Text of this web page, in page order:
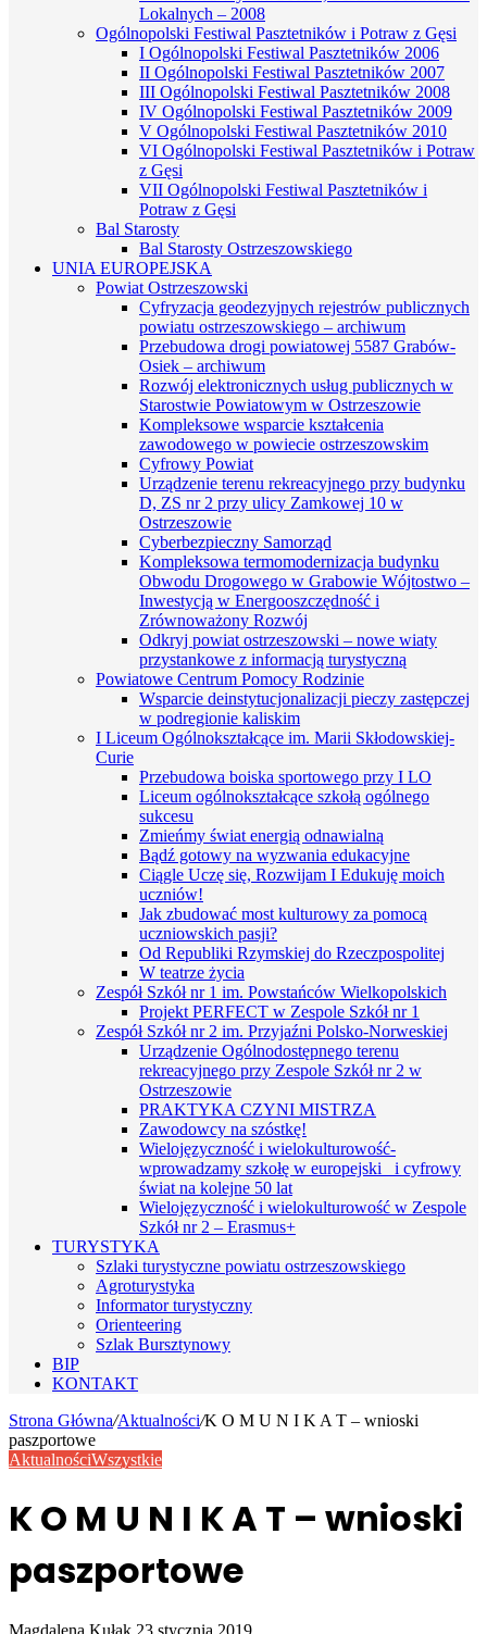
Lokalnych – 2008
Ogólnopolski Festiwal Pasztetników i Potraw z Gęsi
I Ogólnopolski Festiwal Pasztetników 2006
II Ogólnopolski Festiwal Pasztetników 2007
III Ogólnopolski Festiwal Pasztetników 2008
IV Ogólnopolski Festiwal Pasztetników 2009
V Ogólnopolski Festiwal Pasztetników 2010
VI Ogólnopolski Festiwal Pasztetników i Potraw
z Gęsi
VII Ogólnopolski Festiwal Pasztetników i
Potraw z Gęsi
Bal Starosty
Bal Starosty Ostrzeszowskiego
UNIA EUROPEJSKA
Powiat Ostrzeszowski
Cyfryzacja geodezyjnych rejestrów publicznych
powiatu ostrzeszowskiego – archiwum
Przebudowa drogi powiatowej 5587 Grabów-
Osiek – archiwum
Rozwój elektronicznych usług publicznych w
Starostwie Powiatowym w Ostrzeszowie
Kompleksowe wsparcie kształcenia
zawodowego w powiecie ostrzeszowskim
Cyfrowy Powiat
Urządzenie terenu rekreacyjnego przy budynku
D, ZS nr 2 przy ulicy Zamkowej 10 w
Ostrzeszowie
Cyberbezpieczny Samorząd
Kompleksowa termomodernizacja budynku
Obwodu Drogowego w Grabowie Wójtostwo –
Inwestycją w Energooszczędność i
Zrównoważony Rozwój
Odkryj powiat ostrzeszowski – nowe wiaty
przystankowe z informacją turystyczną
Powiatowe Centrum Pomocy Rodzinie
Wsparcie deinstytucjonalizacji pieczy zastępczej
w podregionie kaliskim
I Liceum Ogólnokształcące im. Marii Skłodowskiej-
Curie
Przebudowa boiska sportowego przy I LO
Liceum ogólnokształcące szkołą ogólnego
sukcesu
Zmieńmy świat energią odnawialną
Bądź gotowy na wyzwania edukacyjne
Ciągle Uczę się, Rozwijam I Edukuję moich
uczniów!
Jak zbudować most kulturowy za pomocą
uczniowskich pasji?
Od Republiki Rzymskiej do Rzeczpospolitej
W teatrze życia
Zespół Szkół nr 1 im. Powstańców Wielkopolskich
Projekt PERFECT w Zespole Szkół nr 1
Zespół Szkół nr 2 im. Przyjaźni Polsko-Norweskiej
Urządzenie Ogólnodostępnego terenu
rekreacyjnego przy Zespole Szkół nr 2 w
Ostrzeszowie
PRAKTYKA CZYNI MISTRZA
Zawodowcy na szóstkę!
Wielojęzyczność i wielokulturowość-
wprowadzamy szkołę w europejski i cyfrowy
świat na kolejne 50 lat
Wielojęzyczność i wielokulturowość w Zespole
Szkół nr 2 – Erasmus+
TURYSTYKA
Szlaki turystyczne powiatu ostrzeszowskiego
Agroturystyka
Informator turystyczny
Orienteering
Szlak Bursztynowy
BIP
KONTAKT
Strona Główna/Aktualności/K O M U N I K A T – wnioski
paszportowe
AktualnościWszystkie
K O M U N I K A T – wnioski
paszportowe
Magdalena Kułak Send
23 stycznia 2019